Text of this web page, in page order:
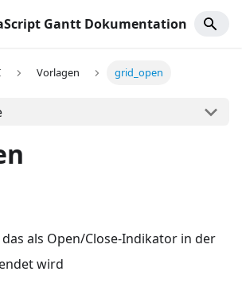
Gantt Dokumentation
Vorlagen grid_open
als Open/Close-Indikator in der
wird